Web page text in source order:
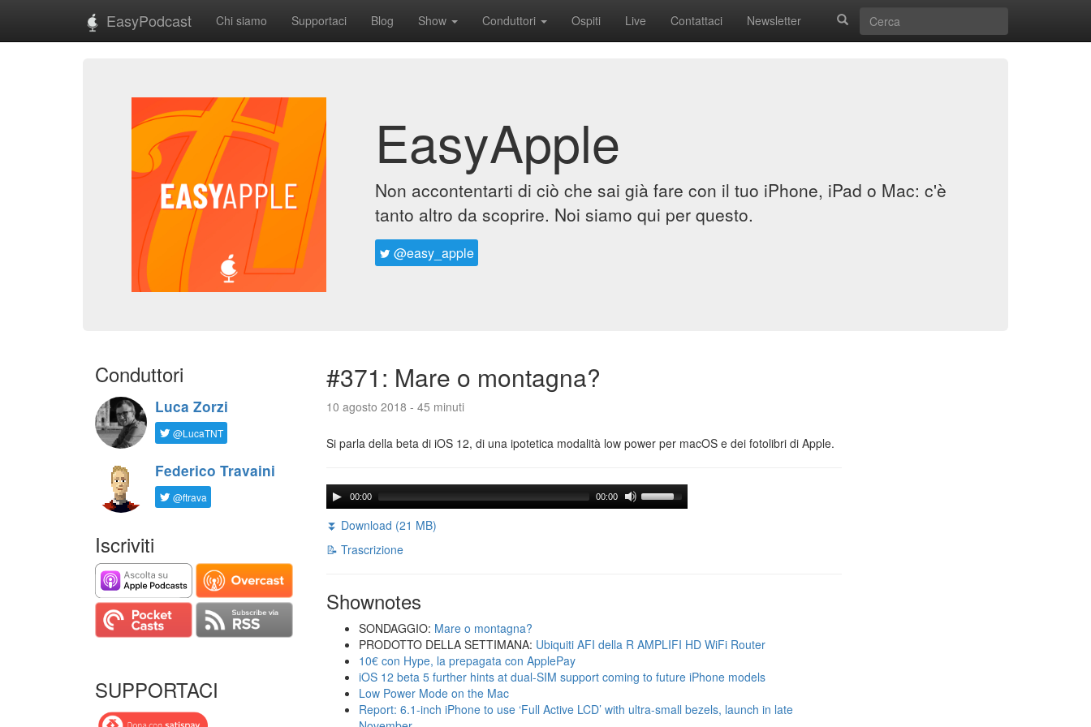
EasyPodcast Chi siamo Supportaci Blog Show Conduttori Ospiti Live Contattaci Newsletter
EasyApple
Non accontentarti di ciò che sai già fare con il tuo iPhone, iPad o Mac: c'è
tanto altro da scoprire. Noi siamo qui per questo.
@easy_apple
Conduttori
Luca Zorzi
@LucaTNT
Federico Travaini
@ftrava
Iscriviti
SUPPORTACI
#371: Mare o montagna?
10 agosto 2018 - 45 minuti
Si parla della beta di iOS 12, di una ipotetica modalità low power per macOS e dei fotolibri di Apple.
00:00 00:00
⏬ Download (21 MB)
📝 Trascrizione
Shownotes
SONDAGGIO: Mare o montagna?
PRODOTTO DELLA SETTIMANA: Ubiquiti AFI della R AMPLIFI HD WiFi Router
10€ con Hype, la prepagata con ApplePay
iOS 12 beta 5 further hints at dual-SIM support coming to future iPhone models
Low Power Mode on the Mac
Report: 6.1-inch iPhone to use ‘Full Active LCD’ with ultra-small bezels, launch in late